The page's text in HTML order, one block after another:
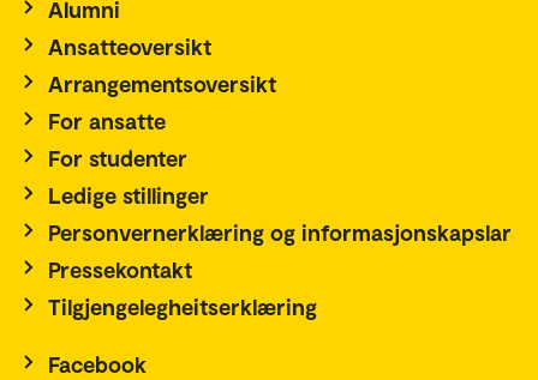
Alumni
Ansatteoversikt
Arrangementsoversikt
For ansatte
For studenter
Ledige stillinger
Personvernerklæring og informasjonskapslar
Pressekontakt
Tilgjengelegheitserklæring
Facebook